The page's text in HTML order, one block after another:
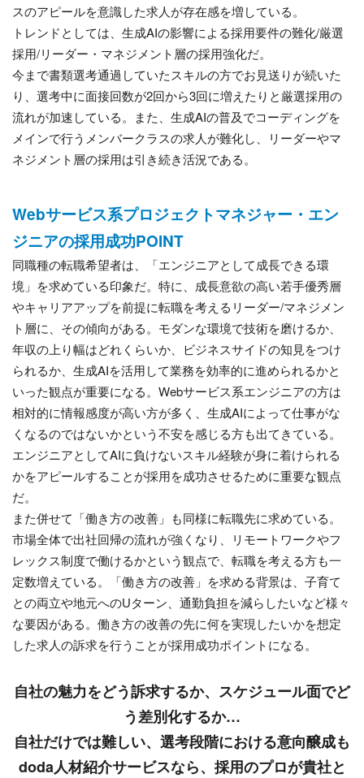
スのアピールを意識した求人が存在感を増している。
トレンドとしては、生成AIの影響による採用要件の難化/厳選
採用/リーダー・マネジメント層の採用強化だ。
今まで書類選考通過していたスキルの方でお見送りが続いた
り、選考中に面接回数が2回から3回に増えたりと厳選採用の
流れが加速している。また、生成AIの普及でコーディングを
メインで行うメンバークラスの求人が難化し、リーダーやマ
ネジメント層の採用は引き続き活況である。
Webサービス系プロジェクトマネジャー・エン
ジニアの採用成功POINT
同職種の転職希望者は、「エンジニアとして成長できる環
境」を求めている印象だ。特に、成長意欲の高い若手優秀層
やキャリアアップを前提に転職を考えるリーダー/マネジメン
ト層に、その傾向がある。モダンな環境で技術を磨けるか、
年収の上り幅はどれくらいか、ビジネスサイドの知見をつけ
られるか、生成AIを活用して業務を効率的に進められるかと
いった観点が重要になる。Webサービス系エンジニアの方は
相対的に情報感度が高い方が多く、生成AIによって仕事がな
くなるのではないかという不安を感じる方も出てきている。
エンジニアとしてAIに負けないスキル経験が身に着けられる
かをアピールすることが採用を成功させるために重要な観点
だ。
また併せて「働き方の改善」も同様に転職先に求めている。
市場全体で出社回帰の流れが強くなり、リモートワークやフ
レックス制度で働けるかという観点で、転職を考える方も一
定数増えている。「働き方の改善」を求める背景は、子育て
との両立や地元へのUターン、通勤負担を減らしたいなど様々
な要因がある。働き方の改善の先に何を実現したいかを想定
した求人の訴求を行うことが採用成功ポイントになる。
自社の魅力をどう訴求するか、スケジュール面でど
う差別化するか…
自社だけでは難しい、選考段階における意向醸成も
doda人材紹介サービスなら、採用のプロが貴社と